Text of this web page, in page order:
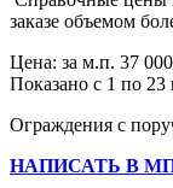
заказе объемом
Цена: за м.п. 37
Показано с 1 по 23
Ограждения с
НАПИСАТЬ В